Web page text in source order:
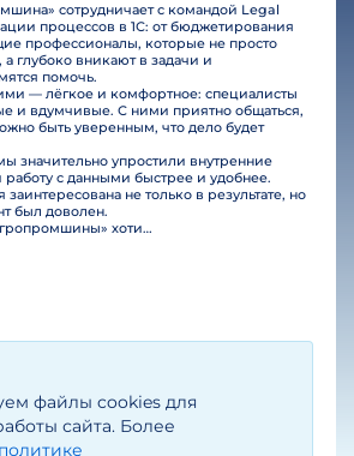
файлы cookies для
сайта. Более
политике
сотрудничает с командой Legal
процессов в 1С: от бюджетирования
профессионалы, которые не просто
глубоко вникают в задачи и
помочь.
— лёгкое и комфортное: специалисты
и вдумчивые. С ними приятно общаться,
быть уверенным, что дело будет
значительно упростили внутренние
с данными быстрее и удобнее.
не только в результате, но
был доволен.
От всей команды «Агропромшины» хотим поблагодарить специалистов Legal Bridge за отличную работу и человеческое отношение.…